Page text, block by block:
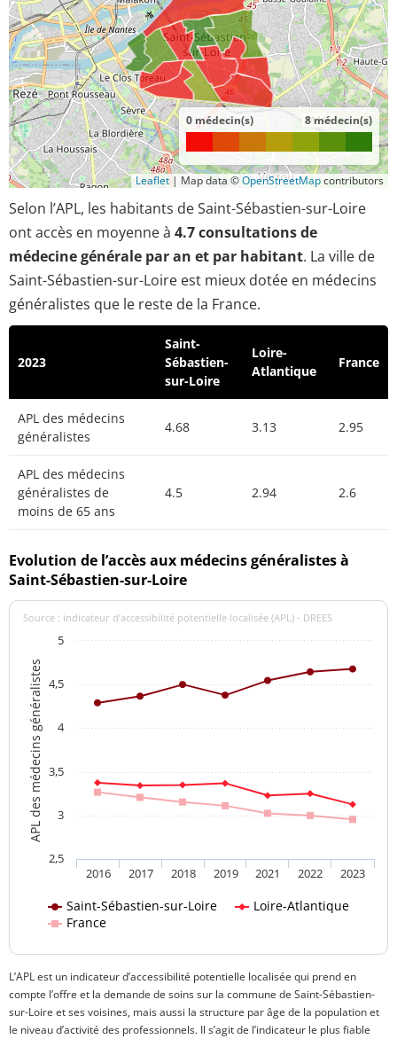
0 médecin(s) 8 médecin(s)
Leaflet | Map data ©OpenStreetMapcontributors
Selon l’APL, les habitants de Saint-Sébastien-sur-Loire
ont accès en moyenne à 4.7 consultations de
médecine générale par an et par habitant. La ville de
Saint-Sébastien-sur-Loire est mieux dotée en médecins
généralistes que le reste de la France.
2023
Saint-
Sébastien-
sur-Loire
Loire-
Atlantique
France
APL des médecins
généralistes
4.68 3.13 2.95
APL des médecins
généralistes de
moins de 65 ans
4.5 2.94 2.6
Evolution de l’accès aux médecins généralistes à
Saint-Sébastien-sur-Loire
APL des médecins généralistes
Source : indicateur d’accessibilité potentielle localisée (APL) - DREES
Saint-Sébastien-sur-Loire
Loire-Atlantique
France
2016 2017 2018 2019 2021 2022 2023
2,5
3
3,5
4
4,5
5
L’APL est un indicateur d’accessibilité potentielle localisée qui prend en
compte l’offre et la demande de soins sur la commune de Saint-Sébastien-
sur-Loire et ses voisines, mais aussi la structure par âge de la population et
le niveau d’activité des professionnels. Il s’agit de l’indicateur le plus fiable